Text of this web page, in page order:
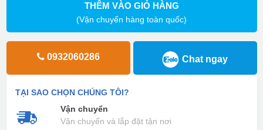
THÊM VÀO GIỎ HÀNG
(Vận chuyển hàng toàn quốc)
0932060286 Chat ngay
TẠI SAO CHỌN CHÚNG TÔI?
Vận chuyển
Vận chuyển và lắp đặt tận nơi